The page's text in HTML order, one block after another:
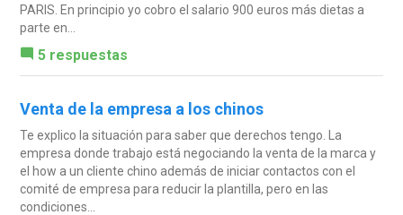
PARIS. En principio yo cobro el salario 900 euros más dietas a
parte en...
5 respuestas
Venta de la empresa a los chinos
Te explico la situación para saber que derechos tengo. La
empresa donde trabajo está negociando la venta de la marca y
el how a un cliente chino además de iniciar contactos con el
comité de empresa para reducir la plantilla, pero en las
condiciones...